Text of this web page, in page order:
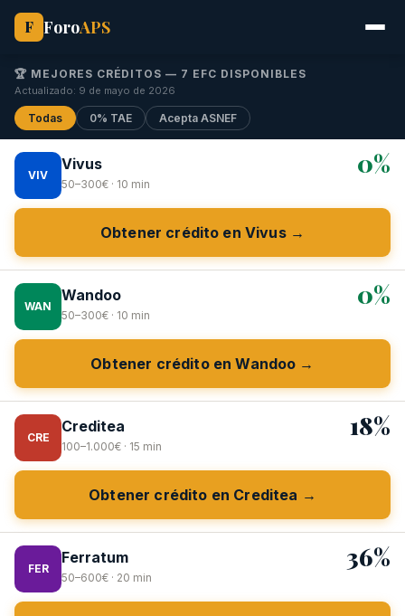
F ForoAPS
🏆 MEJORES CRÉDITOS — 7 EFC DISPONIBLES
Actualizado: 9 de mayo de 2026
Todas 0% TAE Acepta ASNEF
VIV
Vivus
50–300€ · 10 min
0%
Obtener crédito en Vivus →
WAN
Wandoo
50–300€ · 10 min
0%
Obtener crédito en Wandoo →
CRE
Creditea
100–1.000€ · 15 min
18%
Obtener crédito en Creditea →
FER
Ferratum
50–600€ · 20 min
36%